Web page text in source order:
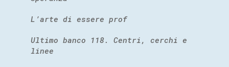
L’arte di essere prof
Ultimo banco 118. Centri, cerchi e
linee